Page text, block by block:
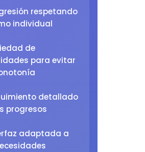
respetando
individual
de
para evitar
detallado
progresos
adaptada a